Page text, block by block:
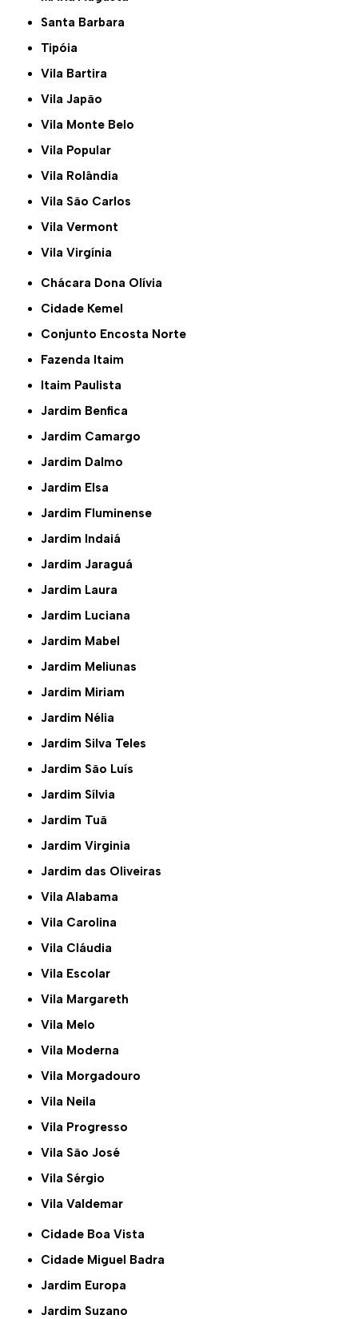
Santa Barbara
Tipóia
Vila Bartira
Vila Japão
Vila Monte Belo
Vila Popular
Vila Rolândia
Vila São Carlos
Vila Vermont
Vila Virgínia
Chácara Dona Olívia
Cidade Kemel
Conjunto Encosta Norte
Fazenda Itaim
Itaim Paulista
Jardim Benfica
Jardim Camargo
Jardim Dalmo
Jardim Elsa
Jardim Fluminense
Jardim Indaiá
Jardim Jaraguá
Jardim Laura
Jardim Luciana
Jardim Mabel
Jardim Meliunas
Jardim Miriam
Jardim Nélia
Jardim Silva Teles
Jardim São Luís
Jardim Sílvia
Jardim Tuã
Jardim Virginia
Jardim das Oliveiras
Vila Alabama
Vila Carolina
Vila Cláudia
Vila Escolar
Vila Margareth
Vila Melo
Vila Moderna
Vila Morgadouro
Vila Neila
Vila Progresso
Vila São José
Vila Sérgio
Vila Valdemar
Cidade Boa Vista
Cidade Miguel Badra
Jardim Europa
Jardim Suzano